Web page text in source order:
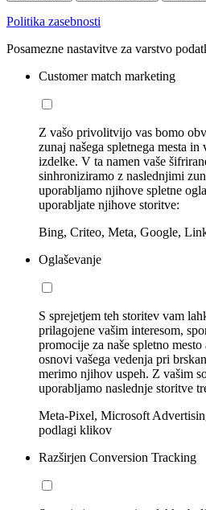
Politika zasebnosti
Posamezne nastavitve za varstvo
Customer match marketing
Z vašo privolitvijo vas bomo
zunaj našega spletnega mesta
izdelke. V ta namen vaše
sinhroniziramo z naslednjimi
uporabljamo njihove spletne
uporabljate njihove storitve:
Bing, Criteo, Meta, Google,
Oglaševanje
S sprejetjem teh storitev vam
prilagojene vašim interesom,
promocije za naše spletno
osnovi vašega vedenja pri
merimo njihov uspeh. Z vašim
uporabljamo naslednje storitve
Meta-Pixel, Microsoft
podlagi klikov
Razširjen Conversion Tracking